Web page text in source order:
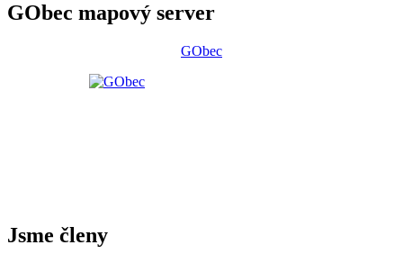
GObec mapový server
GObec
Jsme členy